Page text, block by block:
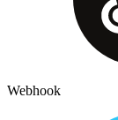
Webhook